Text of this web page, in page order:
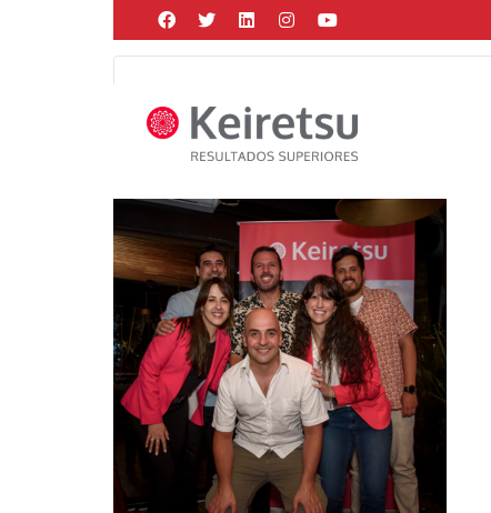
Help me Dante! I'm looking for new
Posted by Martín Gonzalezonenero 13, 2025